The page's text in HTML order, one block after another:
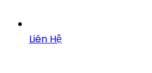
Liên Hệ